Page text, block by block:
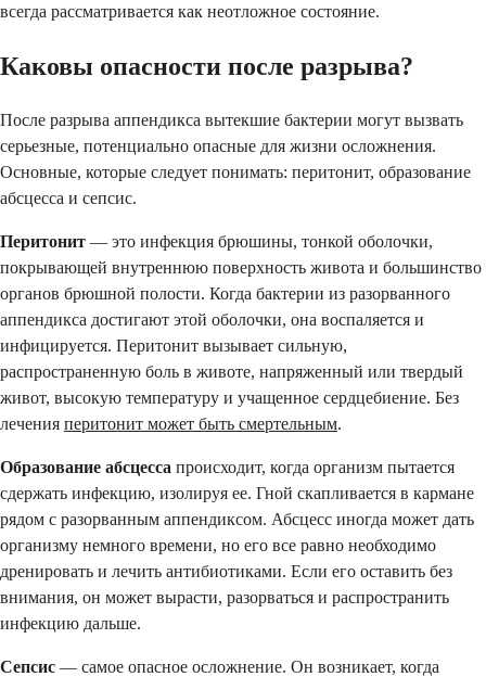
всегда рассматривается как неотложное состояние.
Каковы опасности после разрыва?
После разрыва аппендикса вытекшие бактерии могут вызвать
серьезные, потенциально опасные для жизни осложнения.
Основные, которые следует понимать: перитонит, образование
абсцесса и сепсис.
Перитонит — это инфекция брюшины, тонкой оболочки,
покрывающей внутреннюю поверхность живота и большинство
органов брюшной полости. Когда бактерии из разорванного
аппендикса достигают этой оболочки, она воспаляется и
инфицируется. Перитонит вызывает сильную,
распространенную боль в животе, напряженный или твердый
живот, высокую температуру и учащенное сердцебиение. Без
лечения перитонит может быть смертельным.
Образование абсцесса происходит, когда организм пытается
сдержать инфекцию, изолируя ее. Гной скапливается в кармане
рядом с разорванным аппендиксом. Абсцесс иногда может дать
организму немного времени, но его все равно необходимо
дренировать и лечить антибиотиками. Если его оставить без
внимания, он может вырасти, разорваться и распространить
инфекцию дальше.
Сепсис — самое опасное осложнение. Он возникает, когда